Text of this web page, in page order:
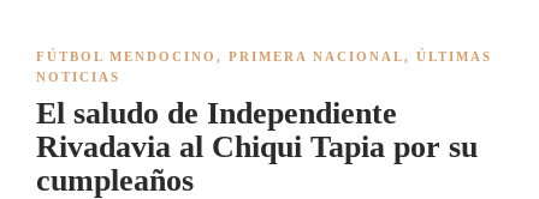
FÚTBOL MENDOCINO , PRIMERA NACIONAL, ÚLTIMAS
NOTICIAS
El saludo de Independiente
Rivadavia al Chiqui Tapia por su
cumpleaños